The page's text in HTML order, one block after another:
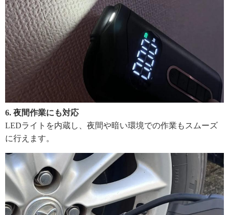
6. 夜間作業にも対応
LEDライトを内蔵し、夜間や暗い環境での作業もスムーズ
に行えます。